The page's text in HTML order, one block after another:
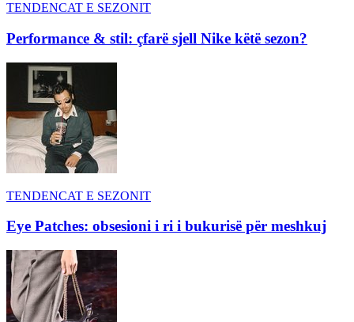
TENDENCAT E SEZONIT
Performance & stil: çfarë sjell Nike këtë sezon?
TENDENCAT E SEZONIT
Eye Patches: obsesioni i ri i bukurisë për meshkuj